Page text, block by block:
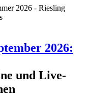
2026 - Riesling
2026:
und Live-